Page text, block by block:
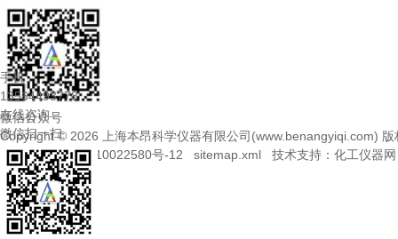
微信公众号
Copyright © 2026 上海本昂科学仪器有限公司(www.benangyiqi.com) 版
备案号：沪ICP备10022580号-12
sitemap.xml 技术支持： 化工仪器网
手机
13564493778
在线咨询
微信扫一扫